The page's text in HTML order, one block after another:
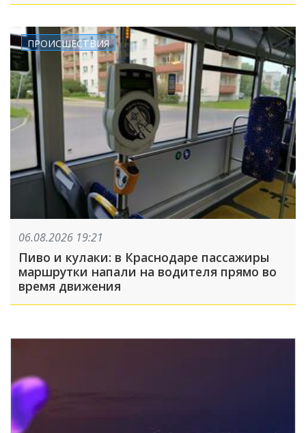
ПРОИСШЕСТВИЯ
06.08.2026 19:21
Пиво и кулаки: в Краснодаре пассажиры
маршрутки напали на водителя прямо во
время движения